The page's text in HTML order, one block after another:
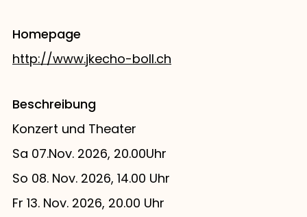
Homepage
http://www.jkecho-boll.ch
Beschreibung
Konzert und Theater
Sa 07.Nov. 2026, 20.00Uhr
So 08. Nov. 2026, 14.00 Uhr
Fr 13. Nov. 2026, 20.00 Uhr